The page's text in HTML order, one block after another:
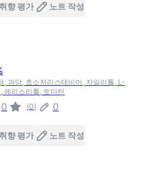
취향 평가 노트 작성
, 과당, 효소처리스테비아, 자일리톨, L-
에리스리톨, 토마틴
0 (0) 0
취향 평가 노트 작성